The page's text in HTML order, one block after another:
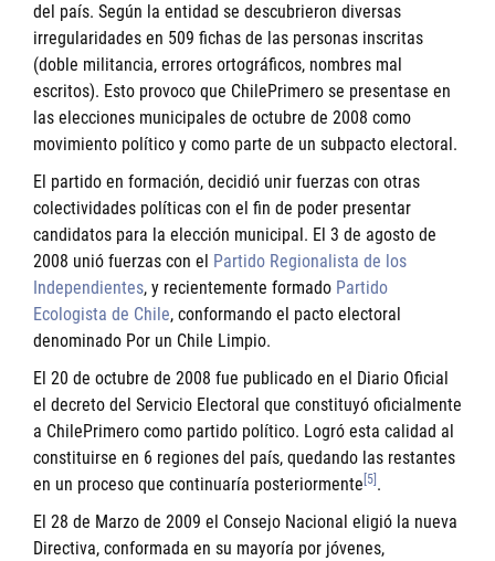
del país. Según la entidad se descubrieron diversas
irregularidades en 509 fichas de las personas inscritas
(doble militancia, errores ortográficos, nombres mal
escritos). Esto provoco que ChilePrimero se presentase en
las elecciones municipales de octubre de 2008 como
movimiento político y como parte de un subpacto electoral.
El partido en formación, decidió unir fuerzas con otras
colectividades políticas con el fin de poder presentar
candidatos para la elección municipal. El 3 de agosto de
2008 unió fuerzas con el Partido Regionalista de los
Independientes, y recientemente formado Partido
Ecologista de Chile, conformando el pacto electoral
denominado Por un Chile Limpio.
El 20 de octubre de 2008 fue publicado en el Diario Oficial
el decreto del Servicio Electoral que constituyó oficialmente
a ChilePrimero como partido político. Logró esta calidad al
constituirse en 6 regiones del país, quedando las restantes
en un proceso que continuaría posteriormente [5] .
El 28 de Marzo de 2009 el Consejo Nacional eligió la nueva
Directiva, conformada en su mayoría por jóvenes,